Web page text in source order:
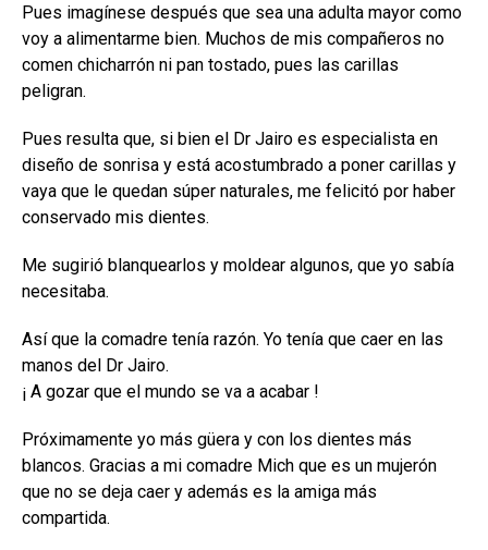
Pues imagínese después que sea una adulta mayor como
voy a alimentarme bien. Muchos de mis compañeros no
comen chicharrón ni pan tostado, pues las carillas
peligran.
Pues resulta que, si bien el Dr Jairo es especialista en
diseño de sonrisa y está acostumbrado a poner carillas y
vaya que le quedan súper naturales, me felicitó por haber
conservado mis dientes.
Me sugirió blanquearlos y moldear algunos, que yo sabía
necesitaba.
Así que la comadre tenía razón. Yo tenía que caer en las
manos del Dr Jairo.
¡ A gozar que el mundo se va a acabar !
Próximamente yo más güera y con los dientes más
blancos. Gracias a mi comadre Mich que es un mujerón
que no se deja caer y además es la amiga más
compartida.